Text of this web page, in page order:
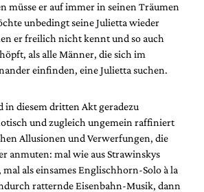
müsse er auf immer in seinen Träumen
unbedingt seine Julietta wieder
er freilich nicht kennt und so auch
als alle Männer, die sich im
einfinden, eine Julietta suchen.
in diesem dritten Akt geradezu
und zugleich ungemein raffiniert
Allusionen und Verwerfungen, die
anmuten: mal wie aus Strawinskys
mal als einsames Englischhorn-Solo à la
ratternde Eisenbahn-Musik, dann